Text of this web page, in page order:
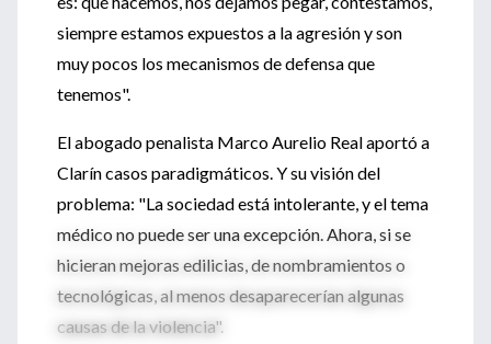
siempre estamos expuestos a la agresión y son
muy pocos los mecanismos de defensa que
tenemos".
El abogado penalista Marco Aurelio Real aportó a
Clarín casos paradigmáticos. Y su visión del
problema: "La sociedad está intolerante, y el tema
médico no puede ser una excepción. Ahora, si se
hicieran mejoras edilicias, de nombramientos o
tecnológicas, al menos desaparecerían algunas
causas de la violencia".